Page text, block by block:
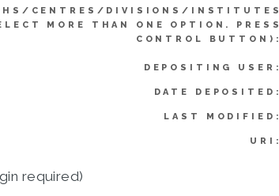
CENTRES/DIVISIONS/INSTITUTES
MORE THAN ONE OPTION. PRESS
CONTROL BUTTON):
DEPOSITING USER:
DATE DEPOSITED:
LAST MODIFIED:
URI:
required)